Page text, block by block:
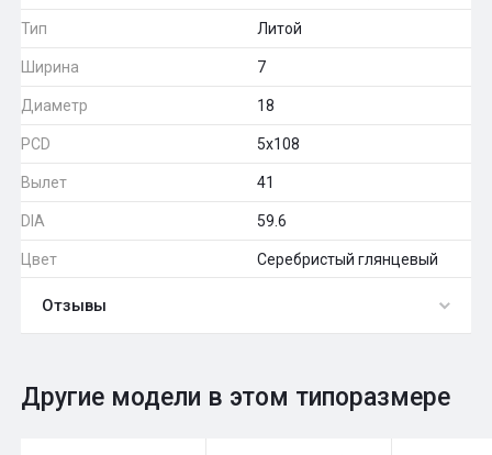
Тип Литой
Ширина 7
Диаметр 18
PCD 5x108
Вылет 41
DIA 59.6
Цвет Серебристый глянцевый
Отзывы
Общий рейтинг 0
Другие модели в этом типоразмере